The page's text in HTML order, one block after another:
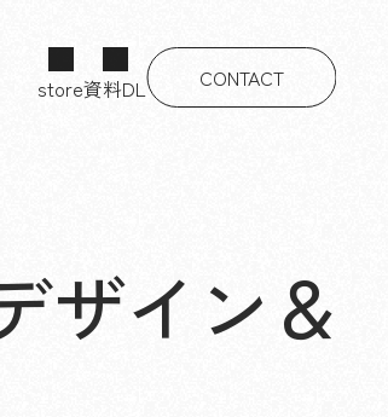
store資料DL
CONTACT
ザイン＆